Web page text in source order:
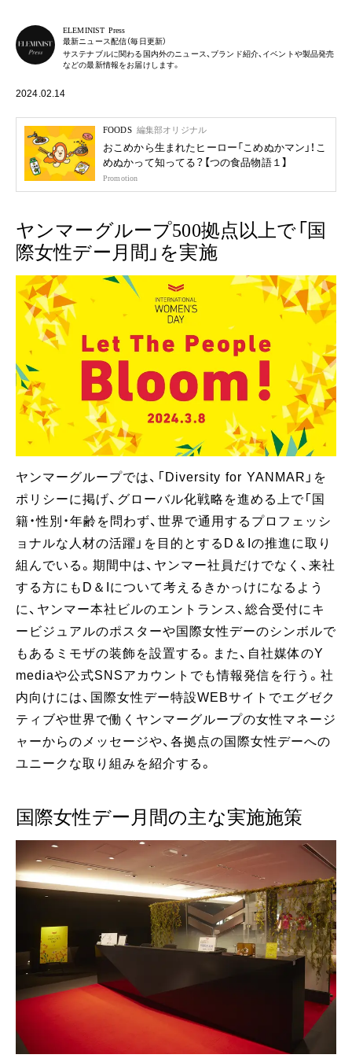
ELEMINIST Press
最新ニュース配信（毎日更新）
サステナブルに関わる国内外のニュース、ブランド紹介、イベントや製品発売
などの最新情報をお届けします。
2024.02.14
FOODS 編集部オリジナル
おこめから生まれたヒーロー「こめぬかマン」！こ
めぬかって知ってる？【つの食品物語１】
Promotion
ヤンマーグループ500拠点以上で「国
際女性デー月間」を実施
ヤンマーグループでは、「Diversity for YANMAR」を
ポリシーに掲げ、グローバル化戦略を進める上で「国
籍・性別・年齢を問わず、世界で通用するプロフェッシ
ョナルな人材の活躍」を目的とするD＆Iの推進に取り
組んでいる。期間中は、ヤンマー社員だけでなく、来社
する方にもD＆Iについて考えるきかっけになるよう
に、ヤンマー本社ビルのエントランス、総合受付にキ
ービジュアルのポスターや国際女性デーのシンボルで
もあるミモザの装飾を設置する。また、自社媒体のY
mediaや公式SNSアカウントでも情報発信を行う。社
内向けには、国際女性デー特設WEBサイトでエグゼク
ティブや世界で働くヤンマーグループの女性マネージ
ャーからのメッセージや、各拠点の国際女性デーへの
ユニークな取り組みを紹介する。
国際女性デー月間の主な実施施策